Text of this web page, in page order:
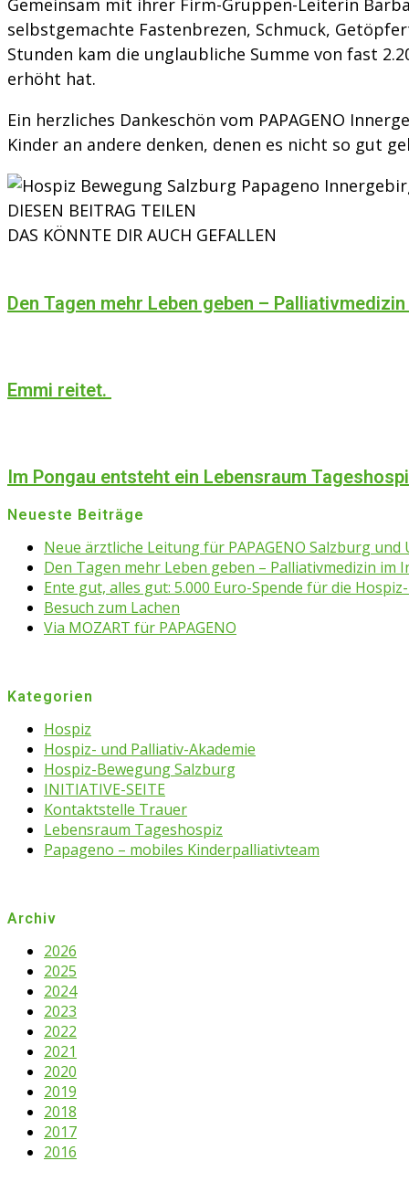
Gemeinsam mit ihrer Firm-Gruppen-Leiterin
selbstgemachte Fastenbrezen, Schmuck,
Stunden kam die unglaubliche Summe von fast
erhöht hat.
Ein herzliches Dankeschön vom PAPAGENO
Kinder an andere denken, denen es nicht so gut
DIESEN BEITRAG TEILEN
DAS KÖNNTE DIR AUCH GEFALLEN
Den Tagen mehr Leben geben –
Emmi reitet.
Im Pongau entsteht ein Lebensraum
Neueste Beiträge
Neue ärztliche Leitung für PAPAGENO Salzburg und
Den Tagen mehr Leben geben – Palliativmedizin im
Ente gut, alles gut: 5.000 Euro-Spende für die
Besuch zum Lachen
Via MOZART für PAPAGENO
Kategorien
Hospiz
Hospiz- und Palliativ-Akademie
Hospiz-Bewegung Salzburg
INITIATIVE-SEITE
Kontaktstelle Trauer
Lebensraum Tageshospiz
Papageno – mobiles Kinderpalliativteam
Archiv
2026
2025
2024
2023
2022
2021
2020
2019
2018
2017
2016